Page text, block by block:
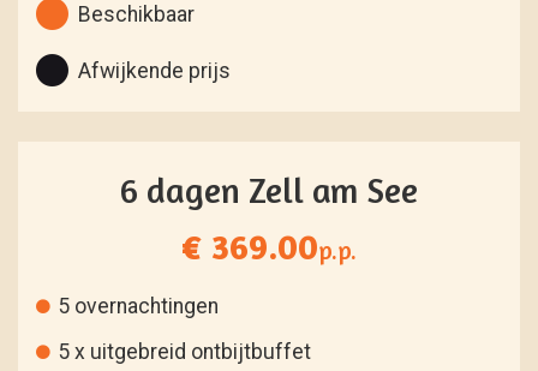
Beschikbaar
Afwijkende prijs
6 dagen Zell am See
€ 369.00p.p.
5 overnachtingen
5 x uitgebreid ontbijtbuffet